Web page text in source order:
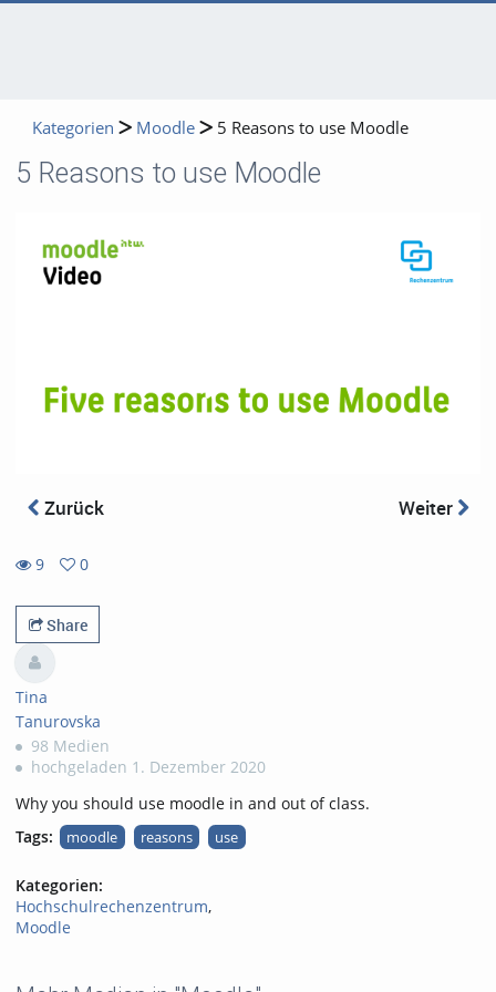
Kategorien Moodle 5 Reasons to use Moodle
5 Reasons to use Moodle
Zurück Weiter
9
views
0
favorites
Share
Tina
Tanurovska
98 Medien
hochgeladen 1. Dezember 2020
Why you should use moodle in and out of class.
Tags:
moodle reasons use
Kategorien:
Hochschulrechenzentrum,
Moodle